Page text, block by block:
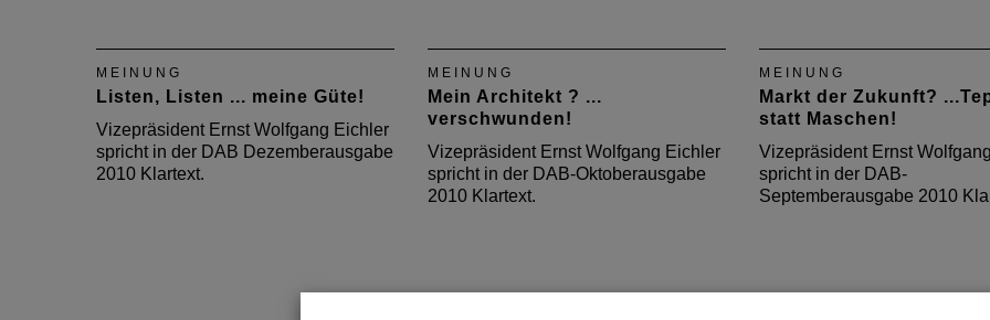
MEINUNG
Listen, Listen ... meine Güte!
Vizepräsident Ernst Wolfgang Eichler
spricht in der DAB Dezemberausgabe
2010 Klartext.
MEINUNG
Mein Architekt ? ...
verschwunden!
Vizepräsident Ernst Wolfgang Eichler
spricht in der DAB-Oktoberausgabe
2010 Klartext.
MEINUNG
Markt der Zukunft?
statt Maschen!
Vizepräsident Ernst
spricht in der DAB-
Septemberausgabe 2010